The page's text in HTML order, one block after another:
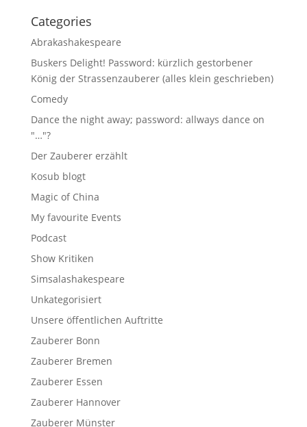
Categories
Abrakashakespeare
Buskers Delight! Password: kürzlich gestorbener
König der Strassenzauberer (alles klein geschrieben)
Comedy
Dance the night away; password: allways dance on
"…"?
Der Zauberer erzählt
Kosub blogt
Magic of China
My favourite Events
Podcast
Show Kritiken
Simsalashakespeare
Unkategorisiert
Unsere öffentlichen Auftritte
Zauberer Bonn
Zauberer Bremen
Zauberer Essen
Zauberer Hannover
Zauberer Münster